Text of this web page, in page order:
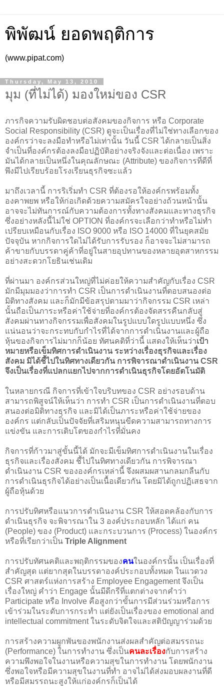
พิพัฒน์ ยอดพฤติการ
(www.pipat.com)
Thursday, May 13, 2010
มุม (ที่ไม่ได้) มองใหม่ของ CSR
ภารกิจความรับผิดชอบต่อสังคมของกิจการ หรือ Corporate
Social Responsibility (CSR) ดูจะเป็นเรื่องที่ไม่ใช่ทางเลือกของ
องค์กรว่าจะลงมือทำหรือไม่เท่านั้น วันนี้ CSR ได้กลายเป็นสิ่ง
จำเป็นที่องค์กรต้องลงมือปฏิบัติอย่างจริงจังและต่อเนื่อง เพราะ
มันได้กลายเป็นหนึ่งในคุณลักษณะ (Attribute) ของกิจการที่ดีที่
พึงมีไปเรียบร้อยโรงเรียนธุรกิจซะแล้ว
มาถึงเวลานี้ การริเริ่มทำ CSR ที่ต้องรอให้องค์กรพร้อมทั้ง
องคาพยพ หรือให้ก่อเกิดด้วยความสมัครใจอย่างถ้วนหน้านั้น
อาจจะไม่ทันการณ์กับความต้องการทั้งทางสังคมและทางธุรกิจ
ซึ่งอย่างหลังนี้ไม่ใช่ OPTION ที่องค์กรจะเลือกว่าทำหรือไม่ทำ
เปรียบเหมือนกับเรื่อง ISO 9000 หรือ ISO 14000 ที่ในยุคสมัย
ปัจจุบัน หากกิจการใดไม่ได้รับการรับรอง ก็อาจจะไม่สามารถ
ค้าขายกับบรรดาคู่ค้าที่อยู่ในสายอุปทานของหลายอุตสาหกรรม
อย่างสะดวกโยธินเช่นเดิม
ที่ผ่านมา องค์กรส่วนใหญ่ที่ไม่ค่อยให้ความสำคัญกับเรื่อง CSR
มักมีมุมมองว่าการทำ CSR เป็นการดำเนินงานที่ตอบสนองต่อ
มิติทางสังคม และก็มักมีข้อสรุปตามมาว่ากิจกรรม CSR เหล่า
นั้นถือเป็นภาระหรือค่าใช้จ่ายที่องค์กรต้องจัดสรรคืนกลับสู่
สังคมผ่านทางกิจกรรมเพื่อสังคมในรูปแบบใดรูปแบบหนึ่ง ซึ่ง
แน่นอนว่าจะกระทบกับกำไรที่ได้จากการดำเนินงานและผู้ถือ
หุ้นของกิจการไม่มากก็น้อย ทัศนคติที่ว่านี้ แสดงให้เห็นว่าเป้า
หมายหรือเข็มทิศการดำเนินงาน ระหว่างเรื่องธุรกิจและเรื่อง
สังคม มิได้ชี้ไปในทิศทางเดียวกัน การพิจารณาดำเนินงาน CSR
จึงเป็นเรื่องที่แปลกแยกไปจากการดำเนินธุรกิจโดยอัตโนมัติ
ในหลายกรณี กิจการที่เข้าใจบริบทของ CSR อย่างรอบด้าน
สามารถพิสูจน์ให้เห็นว่า การทำ CSR เป็นการดำเนินงานที่ตอบ
สนองต่อมิติทางธุรกิจ และมิได้เป็นภาระหรือค่าใช้จ่ายของ
องค์กร แต่กลับเป็นปัจจัยที่เสริมหนุนขีดความสามารถทางการ
แข่งขัน และการเติบโตของกำไรที่มั่นคง
กิจการที่ก้าวมาสู่ขั้นนี้ได้ มักจะมีเข็มทิศการดำเนินงานในเรื่อง
ธุรกิจและเรื่องสังคม ชี้ไปในทิศทางเดียวกัน การพิจารณา
ดำเนินงาน CSR ขององค์กรเหล่านี้ จึงผสมผสานกลมกลืนกับ
การดำเนินธุรกิจได้อย่างเป็นเนื้อเดียวกัน โดยมิได้ถูกปฏิเสธจาก
ผู้ถือหุ้นด้วย
การปรับทิศหรือแนวการดำเนินงาน CSR ให้สอดคล้องกับการ
ดำเนินธุรกิจ จะพิจารณาใน 3 องค์ประกอบหลัก ได้แก่ คน
(People) ของ (Product) และกระบวนการ (Process) ในองค์กร
หรือที่เรียกว่าเป็น Triple Alignment
การปรับทัศนคติและพฤติกรรมของคนในองค์กรนั้น เป็นเรื่องที่
สำคัญสุด แต่ยากสุดในบรรดาองค์ประกอบทั้งหมด ในแวดวง
CSR ศาสตร์แห่งการสร้าง Employee Engagement จึงเป็น
เรื่องใหญ่ คำว่า Engage นั้นมีดีกรีที่แตกต่างจากคำว่า
Participate หรือ Involve คือสูงกว่าขั้นการมีส่วนร่วมหรือการ
เข้าร่วมในระดับการกระทำ แต่ยังเป็นเรื่องของ emotional and
intellectual commitment ในระดับจิตใจและสติปัญญาร่วมด้วย
การสร้างความผูกพันของพนักงานส่งผลสำคัญต่อสมรรถนะ
(Performance) ในการทำงาน ซึ่งเป็นคนละเรื่องกับการสร้าง
ความพึงพอใจในงานหรือความสุขในการทำงาน โดยพนักงาน
ซึ่งพอใจหรือมีความสุขในงานที่ทำ อาจไม่ได้ส่งมอบผลงานที่ดี
หรือมีสมรรถนะสูงให้แก่องค์กรก็เป็นได้